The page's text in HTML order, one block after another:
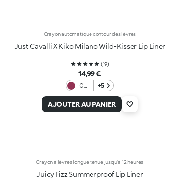
Crayon automatique contour des lèvres
Just Cavalli X Kiko Milano Wild-Kisser Lip Liner
(19)
14,99 €
06
Wild
+5
AJOUTER AU PANIER
Crayon à lèvres longue tenue jusqu’à 12 heures
Juicy Fizz Summerproof Lip Liner